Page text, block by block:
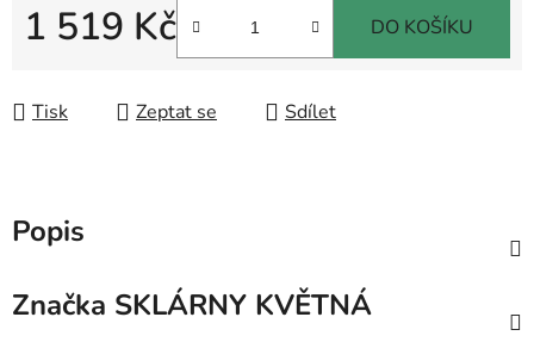
1 519 Kč DO KOŠÍKU
Tisk Zeptat se Sdílet
Popis
Značka SKLÁRNY KVĚTNÁ